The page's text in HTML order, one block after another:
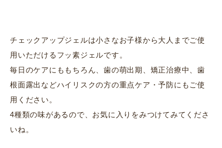
チェックアップジェルは小さなお子様から大人までご使
用いただけるフッ素ジェルです。
毎日のケアにももちろん、歯の萌出期、矯正治療中、歯
根面露出などハイリスクの方の重点ケア・予防にもご使
用ください。
4種類の味があるので、お気に入りをみつけてみてくださ
いね。